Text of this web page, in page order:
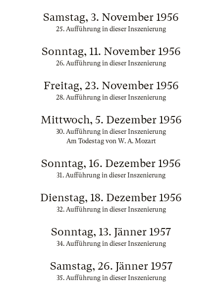
Samstag, 3. November 1956
25. Aufführung in dieser Inszenierung
Sonntag, 11. November 1956
26. Aufführung in dieser Inszenierung
Freitag, 23. November 1956
28. Aufführung in dieser Inszenierung
Mittwoch, 5. Dezember 1956
30. Aufführung in dieser Inszenierung
Am Todestag von W. A. Mozart
Sonntag, 16. Dezember 1956
31. Aufführung in dieser Inszenierung
Dienstag, 18. Dezember 1956
32. Aufführung in dieser Inszenierung
Sonntag, 13. Jänner 1957
34. Aufführung in dieser Inszenierung
Samstag, 26. Jänner 1957
35. Aufführung in dieser Inszenierung